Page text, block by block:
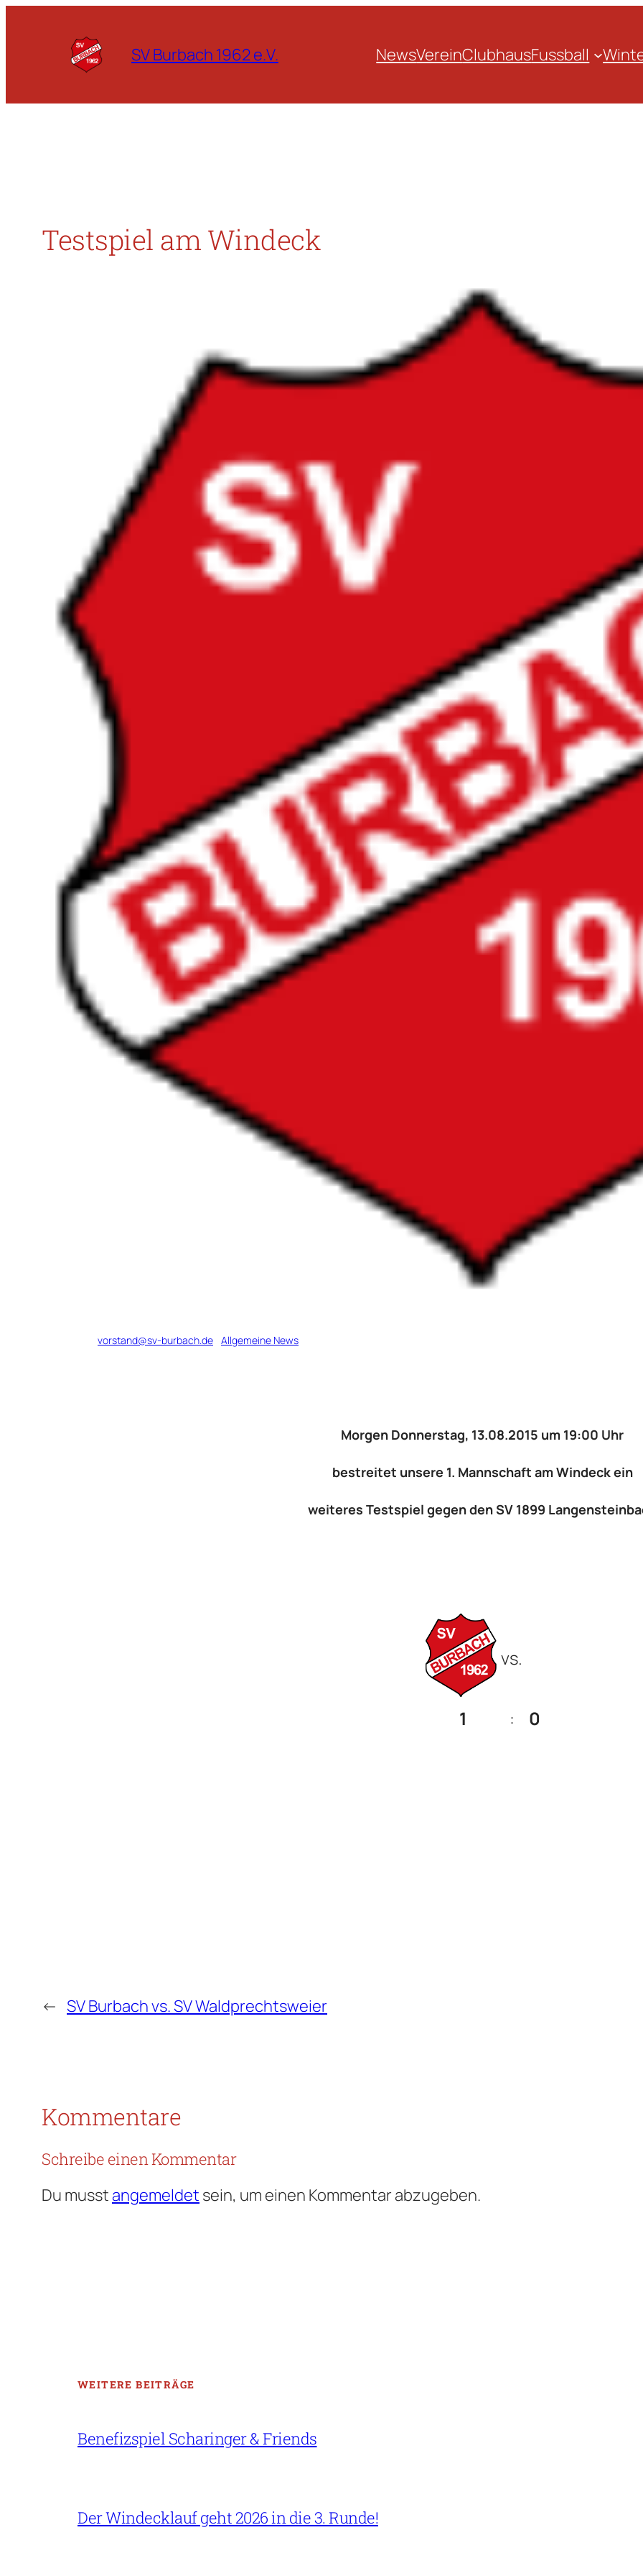
SV Burbach 1962 e.V. NewsVereinClubhausFussball
Testspiel am Windeck
vorstand@sv-burbach.de Allgemeine News
Morgen Donnerstag, 13.08.2015 um 19:00 Uhr
bestreitet unsere 1. Mannschaft am Windeck ein
weiteres Testspiel gegen den SV 1899
vs.
1 : 0
← SV Burbach vs. SV Waldprechtsweier
Kommentare
Schreibe einen Kommentar
Du musst angemeldet sein, um einen Kommentar abzugeben.
WEITERE BEITRÄGE
Benefizspiel Scharinger & Friends
Der Windecklauf geht 2026 in die 3. Runde!